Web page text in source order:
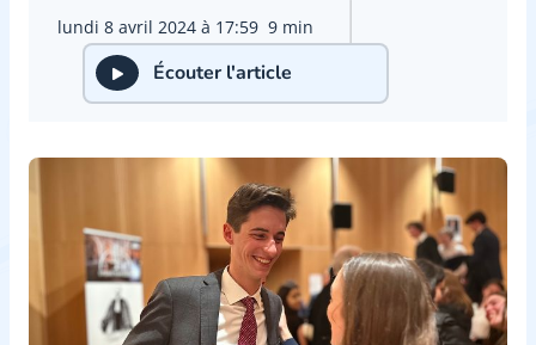
lundi 8 avril 2024 à 17:59 9 min
Écouter l'article